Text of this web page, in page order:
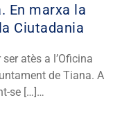
En marxa la
Ciutadania
atès a l’Oficina
de Tiana. A
se […]…